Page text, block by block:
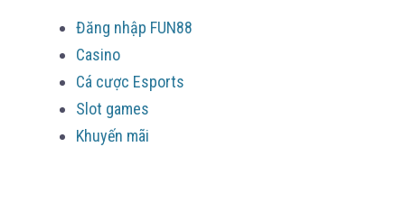
Đăng nhập FUN88
Casino
Cá cược Esports
Slot games
Khuyến mãi